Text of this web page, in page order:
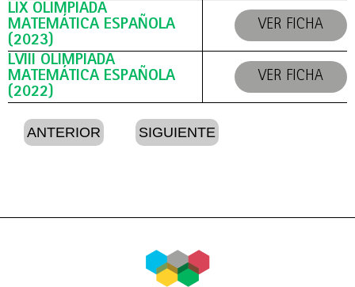
LIX OLIMPIADA
MATEMÁTICA ESPAÑOLA
(2023)
VER FICHA
LVIII OLIMPIADA
MATEMÁTICA ESPAÑOLA
(2022)
VER FICHA
ANTERIOR SIGUIENTE